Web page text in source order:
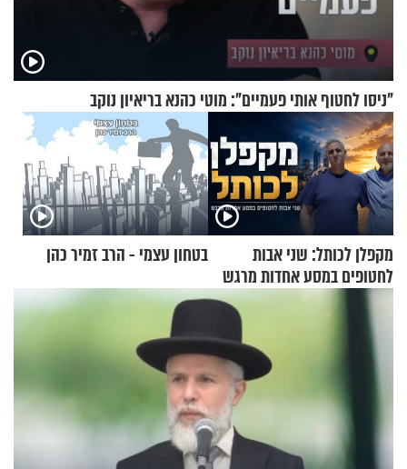
"ניסו לחטוף אותי פעמיים": מוטי כהנא בריאיון נוקב
מקפלן לכותל: שני אבות
לחטופים במסע אחדות מרגש
בטחון עצמי - הרב זמיר כהן